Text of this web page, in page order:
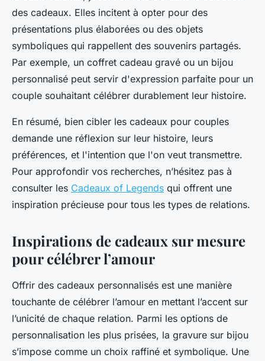
des cadeaux. Elles incitent à opter pour des
présentations plus élaborées ou des objets
symboliques qui rappellent des souvenirs partagés.
Par exemple, un coffret cadeau gravé ou un bijou
personnalisé peut servir d'expression parfaite pour un
couple souhaitant célébrer durablement leur histoire.
En résumé, bien cibler les cadeaux pour couples
demande une réflexion sur leur histoire, leurs
préférences, et l'intention que l'on veut transmettre.
Pour approfondir vos recherches, n’hésitez pas à
consulter les Cadeaux of Legends qui offrent une
inspiration précieuse pour tous les types de relations.
Inspirations de cadeaux sur mesure
pour célébrer l’amour
Offrir des cadeaux personnalisés est une manière
touchante de célébrer l’amour en mettant l’accent sur
l’unicité de chaque relation. Parmi les options de
personnalisation les plus prisées, la gravure sur bijou
s’impose comme un choix raffiné et symbolique. Une